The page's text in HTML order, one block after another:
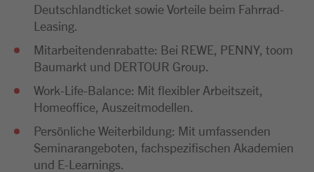
Deutschlandticket sowie Vorteile beim Fahrrad-
Leasing.
Mitarbeitendenrabatte: Bei REWE, PENNY, toom
Baumarkt und DERTOUR Group.
Work-Life-Balance: Mit flexibler Arbeitszeit,
Homeoffice, Auszeitmodellen.
Persönliche Weiterbildung: Mit umfassenden
Seminarangeboten, fachspezifischen Akademien
und E-Learnings.